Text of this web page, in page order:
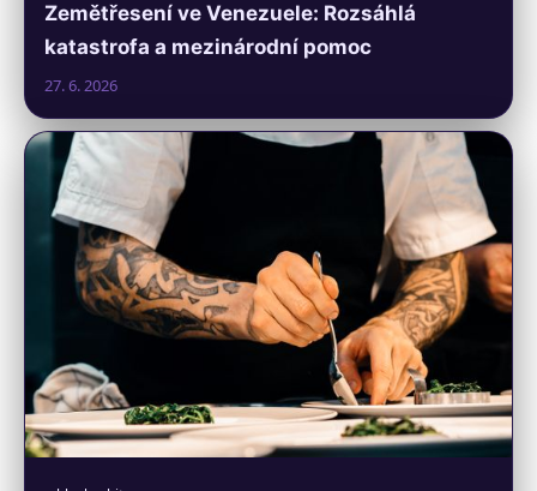
Zemětřesení ve Venezuele: Rozsáhlá
katastrofa a mezinárodní pomoc
27. 6. 2026